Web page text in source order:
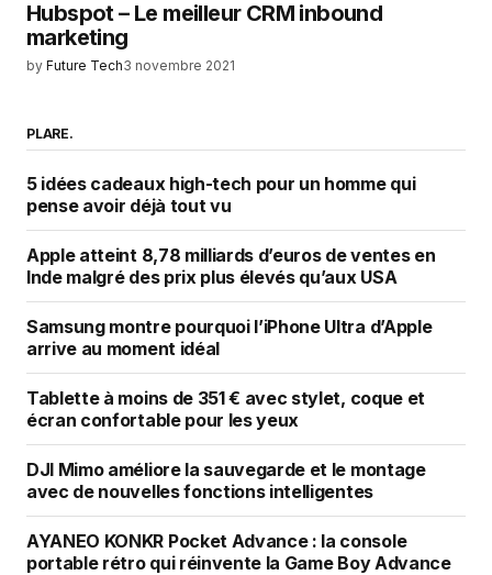
Hubspot – Le meilleur CRM inbound
marketing
by Future Tech3 novembre 2021
PLARE.
5 idées cadeaux high-tech pour un homme qui
pense avoir déjà tout vu
Apple atteint 8,78 milliards d’euros de ventes en
Inde malgré des prix plus élevés qu’aux USA
Samsung montre pourquoi l’iPhone Ultra d’Apple
arrive au moment idéal
Tablette à moins de 351 € avec stylet, coque et
écran confortable pour les yeux
DJI Mimo améliore la sauvegarde et le montage
avec de nouvelles fonctions intelligentes
AYANEO KONKR Pocket Advance : la console
portable rétro qui réinvente la Game Boy Advance